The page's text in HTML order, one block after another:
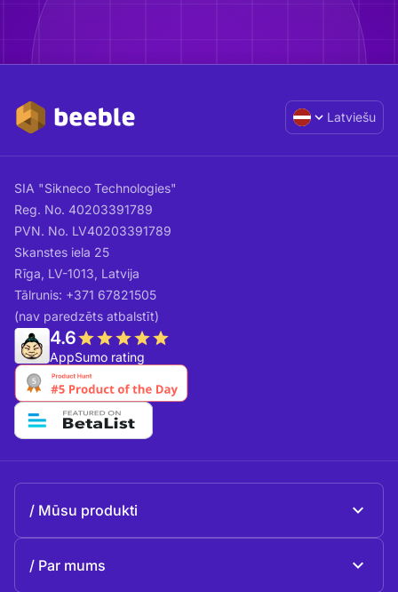
Latviešu
SIA "Sikneco Technologies"
Reg. No. 40203391789
PVN. No. LV40203391789
Skanstes iela 25
Rīga, LV-1013, Latvija
Tālrunis: +371 67821505
(nav paredzēts atbalstīt)
4.6
AppSumo rating
Mūsu produkti
Par mums